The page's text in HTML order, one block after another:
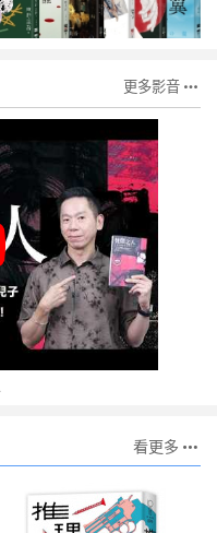
更多影音
看更多